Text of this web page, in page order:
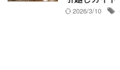
2026/3/10